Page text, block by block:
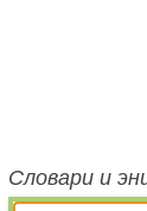
Словари и